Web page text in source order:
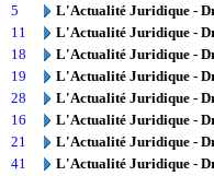
5
L'Actualité Juridique -
11
L'Actualité Juridique -
18
L'Actualité Juridique -
19
L'Actualité Juridique -
28
L'Actualité Juridique -
16
L'Actualité Juridique -
21
L'Actualité Juridique -
41
L'Actualité Juridique -